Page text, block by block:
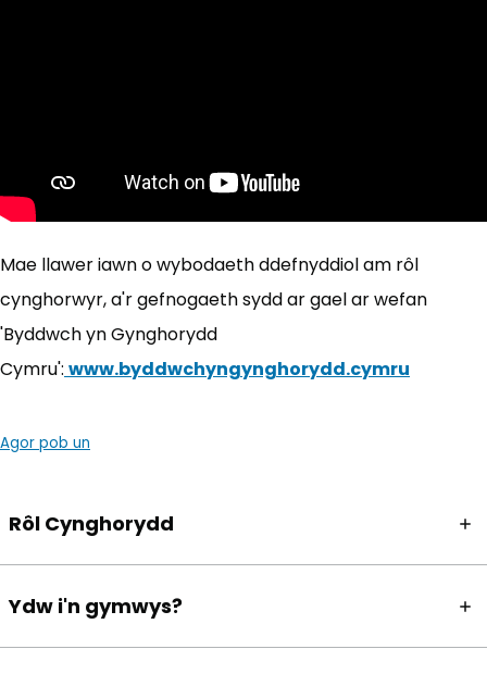
Mae llawer iawn o wybodaeth ddefnyddiol am rôl
cynghorwyr, a'r gefnogaeth sydd ar gael ar wefan
'Byddwch yn Gynghorydd
Cymru': www.byddwchyngynghorydd.cymru
Agor pob un
Rôl Cynghorydd
Ydw i'n gymwys?